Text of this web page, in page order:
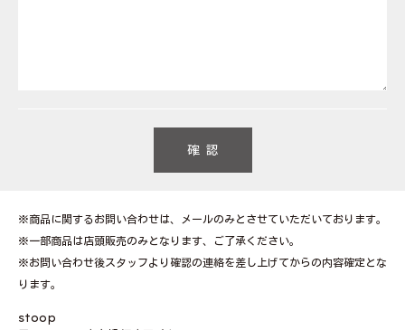
※商品に関するお問い合わせは、メールのみとさせていただいております。
※一部商品は店頭販売のみとなります、ご了承ください。
※お問い合わせ後スタッフより確認の連絡を差し上げてからの内容確定とな
ります。
stoop